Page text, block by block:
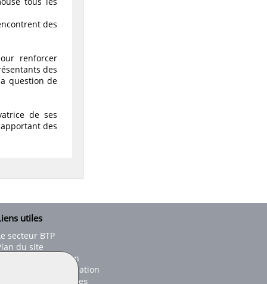
des
renforcer
des
question de
de ses
des
utiles
secteur BTP
du site
d'utilisation
de publication
des cookies